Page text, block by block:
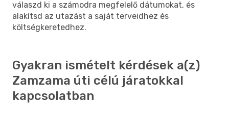
válaszd ki a számodra megfelelő dátumokat, és
alakítsd az utazást a saját terveidhez és
költségkeretedhez.
Gyakran ismételt kérdések a(z)
Zamzama úti célú járatokkal
kapcsolatban